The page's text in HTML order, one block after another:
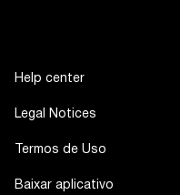
Help center
Legal Notices
Termos de Uso
Baixar aplicativo